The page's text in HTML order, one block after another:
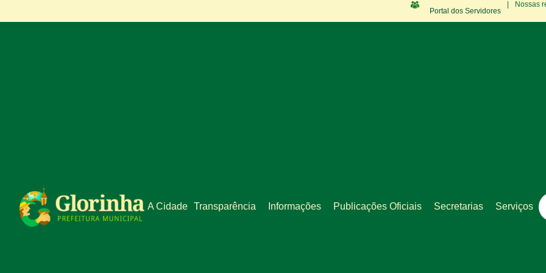
Portal dos Servidores
Nossas
A Cidade Transparência Informações Publicações Oficiais Secretarias Serviços